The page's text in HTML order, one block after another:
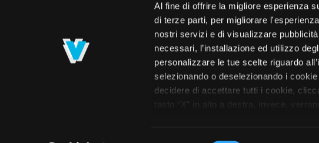
Al fine di offrire la migliore esperienza
di terze parti, per migliorare
nostri servizi e di visualizzare
necessari, l’installazione ed utilizzo
personalizzare le tue scelte riguardo
selezionando o deselezionando i
decidere di accettare tutti i cookie,
tasto “X” in alto a destra, invece,
Calendario Concerti Spettacoli Festival